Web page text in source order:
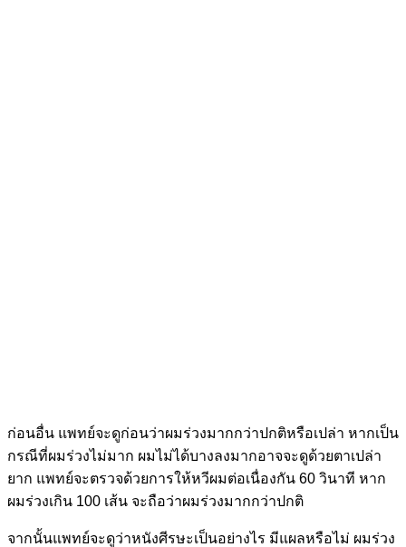
ก่อนอื่น แพทย์จะดูก่อนว่าผมร่วงมากกว่าปกติหรือเปล่า หากเป็น
กรณีที่ผมร่วงไม่มาก ผมไม่ได้บางลงมากอาจจะดูด้วยตาเปล่า
ยาก แพทย์จะตรวจด้วยการให้หวีผมต่อเนื่องกัน 60 วินาที หาก
ผมร่วงเกิน 100 เส้น จะถือว่าผมร่วงมากกว่าปกติ
จากนั้นแพทย์จะดูว่าหนังศีรษะเป็นอย่างไร มีแผลหรือไม่ ผมร่วง